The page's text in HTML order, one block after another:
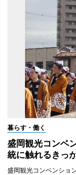
暮らす・働く
盛岡観光コンベ
統に触れるきっ
盛岡観光コンベンショ